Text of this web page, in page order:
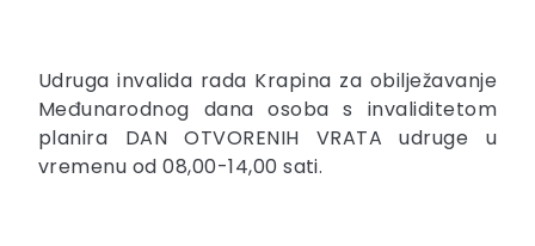
Udruga invalida rada Krapina za obilježavanje
Međunarodnog dana osoba s invaliditetom
planira DAN OTVORENIH VRATA udruge u
vremenu od 08,00-14,00 sati.